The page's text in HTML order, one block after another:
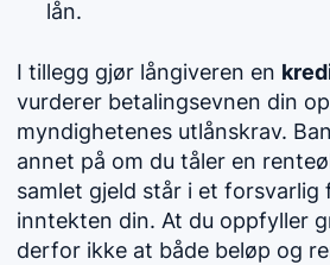
lån.
I tillegg gjør långiveren en
vurderer betalingsevnen din
myndighetenes utlånskrav.
annet på om du tåler en
samlet gjeld står i et forsvarlig
inntekten din. At du oppfyller
derfor ikke at både beløp og